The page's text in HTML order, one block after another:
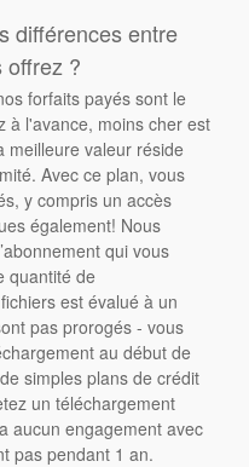
différences entre
offrez ?
forfaits payés sont le
à l'avance, moins cher est
meilleure valeur réside
Avec ce plan, vous
y compris un accès
également! Nous
qui vous
quantité de
est évalué à un
pas prorogés - vous
au début de
simples plans de crédit
un téléchargement
aucun engagement avec
pas pendant 1 an.